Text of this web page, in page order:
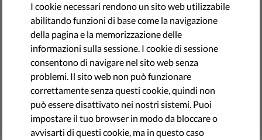
protests
populism
NGO rights
free courts
media freedom
Reports & Papers
I cookie necessari rendono un sito web utilizzabile
abilitando funzioni di base come la navigazione
della pagina e la memorizzazione delle
informazioni sulla sessione. I cookie di sessione
consentono di navigare nel sito web senza
problemi. Il sito web non può funzionare
correttamente senza questi cookie, quindi non
può essere disattivato nei nostri sistemi. Puoi
impostare il tuo browser in modo da bloccare o
avvisarti di questi cookie, ma in questo caso